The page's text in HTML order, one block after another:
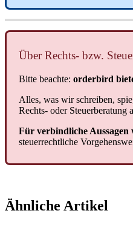
Über Rechts- bzw.
Bitte beachte: orderbird
Alles, was wir schreiben,
Rechts- oder Steuerberatung
Für verbindliche Aussagen
steuerrechtliche
Ähnliche Artikel